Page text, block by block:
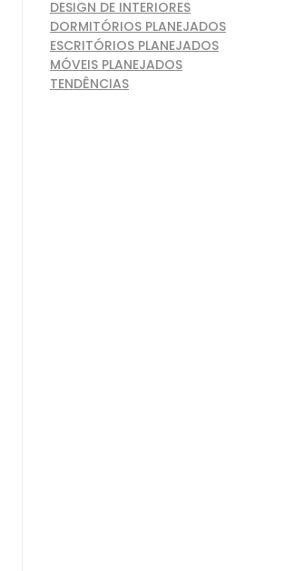
DESIGN DE INTERIORES
DORMITÓRIOS PLANEJADOS
ESCRITÓRIOS PLANEJADOS
MÓVEIS PLANEJADOS
TENDÊNCIAS